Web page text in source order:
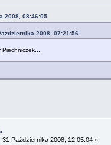
2008, 08:46:05
2008, 07:21:56
Piechniczek...
31 Października 2008, 12:05:04 »